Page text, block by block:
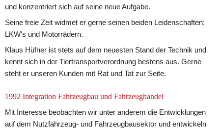
und konzentriert sich auf seine neue Aufgabe.
Seine freie Zeit widmet er gerne seinen beiden Leidenschaften:
LKW's und Motorrädern.
Klaus Hüfner ist stets auf dem neuesten Stand der Technik und
kennt sich in der Tiertransportverordnung bestens aus. Gerne
steht er unseren Kunden mit Rat und Tat zur Seite.
1992 Integration Fahrzeugbau und Fahrzeughandel
Mit Interesse beobachten wir unter anderem die Entwicklungen
auf dem Nutzfahrzeug- und Fahrzeugbausektor und entwickeln